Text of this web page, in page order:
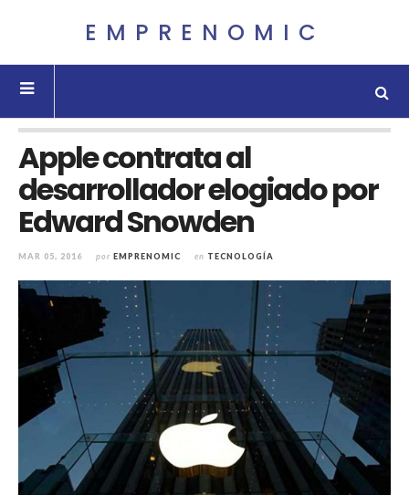
EMPRENOMIC
Apple contrata al
desarrollador elogiado por
Edward Snowden
MAR 05, 2016 por EMPRENOMIC en TECNOLOGÍA